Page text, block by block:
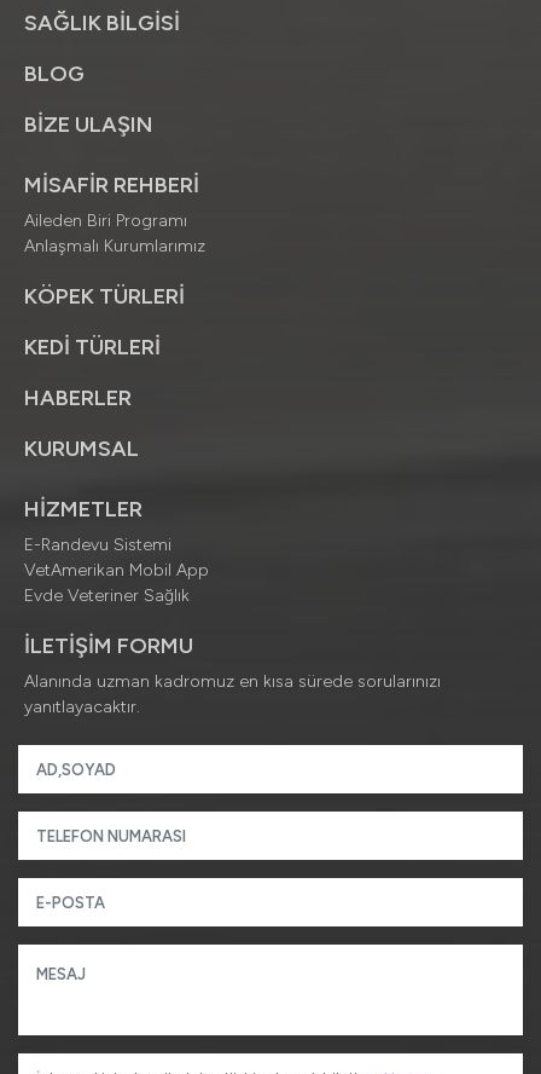
SAĞLIK BİLGİSİ
BLOG
BİZE ULAŞIN
MİSAFİR REHBERİ
Aileden Biri Programı
Anlaşmalı Kurumlarımız
KÖPEK TÜRLERİ
KEDİ TÜRLERİ
HABERLER
KURUMSAL
HİZMETLER
E-Randevu Sistemi
VetAmerikan Mobil App
Evde Veteriner Sağlık
İLETİŞİM FORMU
Alanında uzman kadromuz en kısa sürede sorularınızı
yanıtlayacaktır.